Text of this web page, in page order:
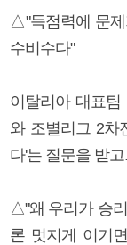
△"득점력에 문
수비수다"
이탈리아 대표
와 조별리그 2차
다'는 질문을 받고.
△"왜 우리가 승
론 멋지게 이기